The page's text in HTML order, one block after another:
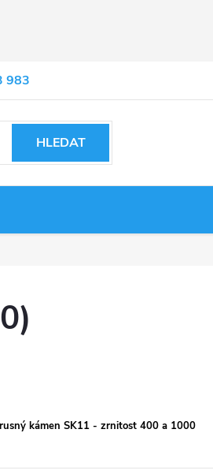
983
HLEDAT
kámen SK11 - zrnitost 400 a 1000